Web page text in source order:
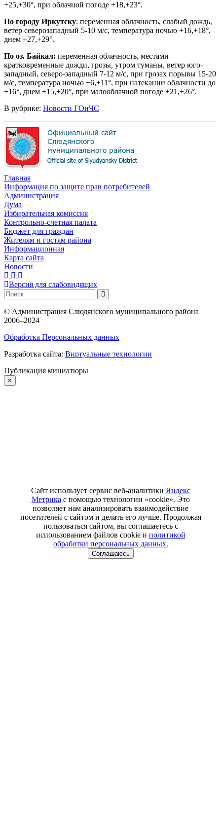
+25,+30°, при облачной погоде +18,+23°.
По городу Иркутску: переменная облачность, слабый дождь,
ветер северозападный 5-10 м/с, температура ночью +16,+18°,
днем +27,+29°.
По оз. Байкал: переменная облачность, местами
кратковременные дожди, грозы, утром туманы, ветер юго-
западный, северо-западный 7-12 м/с, при грозах порывы 15-20
м/с, температура ночью +6,+11°, при натекании облачности до
+16°, днем +15,+20°, при малооблачной погоде +21,+26°.
В рубрике: Новости ГОиЧС
Главная
Информация по защите прав потребителей
Администрация
Дума
Избирательная комиссия
Контрольно-счетная палата
Бюджет для граждан
Жителям и гостям района
Информационная
Карта сайта
Новости
Версия для слабовидящих
© Администрация Слюдянского муниципального района
2006–2024
Обработка Персональных данных
Разработка сайта: Виртуальные технологии
Публикация миниатюры
×
Сайт использует сервис веб-аналитики Яндекс
Метрика с помощью технологии «cookie». Это
позволяет нам анализировать взаимодействие
посетителей с сайтом и делать его лучше. Продолжая
пользоваться сайтом, вы соглашаетесь с
использованием файлов cookie и политикой
обработки персональных данных.
Соглашаюсь